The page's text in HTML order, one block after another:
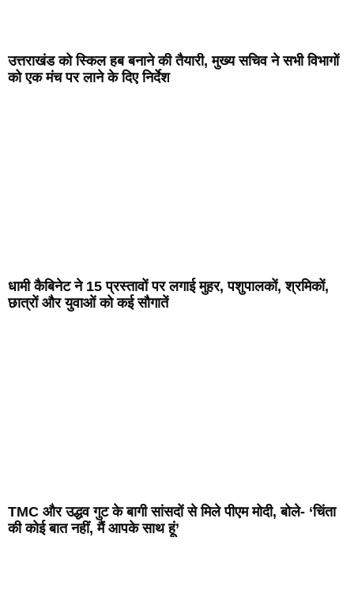
उत्तराखंड को स्किल हब बनाने की तैयारी, मुख्य सचिव ने सभी विभागों
को एक मंच पर लाने के दिए निर्देश
धामी कैबिनेट ने 15 प्रस्तावों पर लगाई मुहर, पशुपालकों, श्रमिकों,
छात्रों और युवाओं को कई सौगातें
TMC और उद्धव गुट के बागी सांसदों से मिले पीएम मोदी, बोले- ‘चिंता
की कोई बात नहीं, मैं आपके साथ हूं’